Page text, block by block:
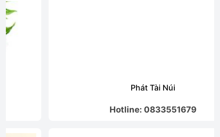
Phát Tài Núi
Hotline: 0833551679